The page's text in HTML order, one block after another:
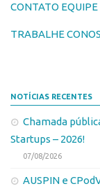
Como
Portal do
VPI –
Patrimônio
CONTATO EQUIPE
TRABALHE
NOTÍCIAS RECENTES
Chamada
Startups – 2026!
07/08/2026
AUSPIN e